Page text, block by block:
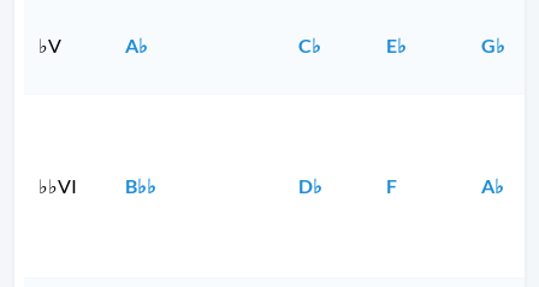
♭V A♭ C♭ E♭ G♭
♭♭VI B♭♭ D♭ F A♭